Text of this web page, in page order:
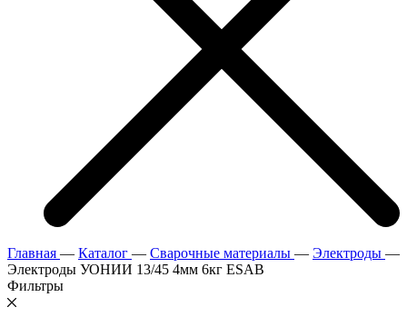
Главная — Каталог — Сварочные материалы — Электроды —
Электроды УОНИИ 13/45 4мм 6кг ESAB
Фильтры